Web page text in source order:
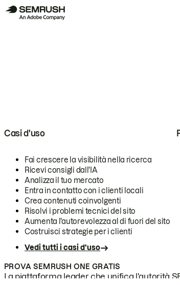
Casi d'uso
Fai crescere la visibilità nella ricerca
Ricevi consigli dall'IA
Analizza il tuo mercato
Entra in contatto con i clienti locali
Crea contenuti coinvolgenti
Risolvi i problemi tecnici del sito
Aumenta l'autorevolezza al di fuori del sito
Costruisci strategie per i clienti
Vedi tutti i casi d'uso
PROVA SEMRUSH ONE GRATIS
La piattaforma leader che unifica l'autorità